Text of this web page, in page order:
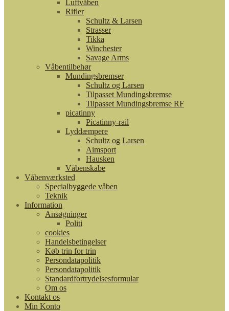
Luftvåben
Rifler
Schultz & Larsen
Strasser
Tikka
Winchester
Savage Arms
Våbentilbehør
Mundingsbremser
Schultz og Larsen
Tilpasset Mundingsbremse
Tilpasset Mundingsbremse RF
picatinny
Picatinny-rail
Lyddæmpere
Schultz og Larsen
Aimsport
Hausken
Våbenskabe
Våbenværksted
Specialbyggede våben
Teknik
Information
Ansøgninger
Politi
cookies
Handelsbetingelser
Køb trin for trin
Persondatapolitik
Persondatapolitik
Standardfortrydelsesformular
Om os
Kontakt os
Min Konto